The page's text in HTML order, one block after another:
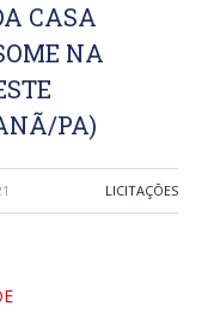
CASA
NA
PA)
LICITAÇÕES